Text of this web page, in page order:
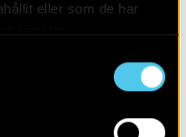
eller som de har